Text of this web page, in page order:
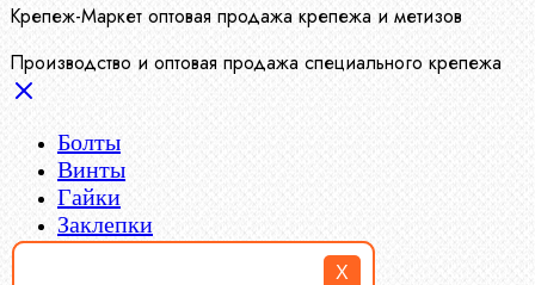
X
Крепеж-Маркет оптовая продажа крепежа и метизов
Производство и оптовая продажа специального крепежа
Болты
Винты
Гайки
Заклепки
Пресс-масленки